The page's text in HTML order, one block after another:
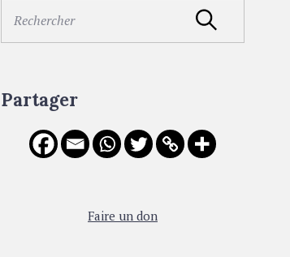
a
h
Rechercher
Partager
Faire un don